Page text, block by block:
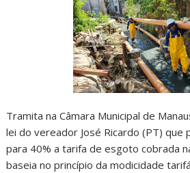
Tramita na Câmara Municipal de
lei do vereador José Ricardo (PT)
para 40% a tarifa de esgoto cobrada
baseia no princípio da modicidade